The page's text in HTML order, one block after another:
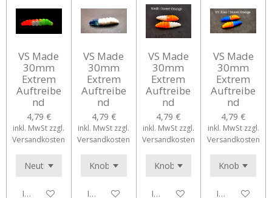
VS Made
30mm
Extrem
Auftreibe
nd
4,79 €
inkl. MwSt zzgl.
Versandkosten
In den Warenkorb
VS Made
30mm
Extrem
Auftreibe
nd
4,79 €
inkl. MwSt zzgl.
Versandkosten
In den Warenkorb
VS Made
30mm
Extrem
Auftreibe
nd
4,79 €
inkl. MwSt zzgl.
Versandkosten
In den Warenkorb
VS Made
30mm
Extrem
Auftreibe
nd
4,79 €
inkl. MwSt zzgl.
Versandkosten
In den